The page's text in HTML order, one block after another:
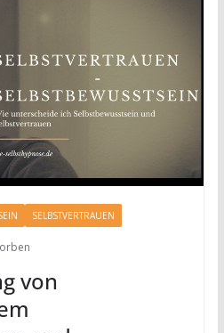
SELBSTVERTRAUEN
von